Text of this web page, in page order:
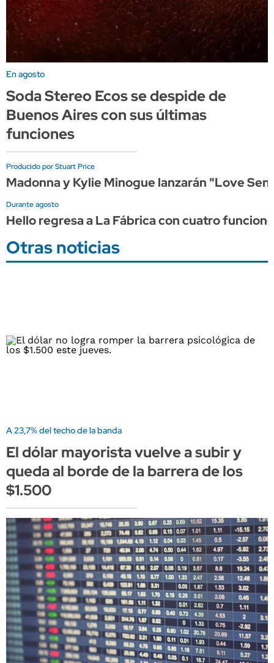
En agosto
Soda Stereo Ecos se despide de
Buenos Aires con sus últimas
funciones
Producido por Stuart Price
Madonna y Kylie Minogue lanzarán "Love
Durante agosto
Hello regresa a La Fábrica con cuatro
Otras noticias
A 23,7% del techo de la banda
El dólar mayorista vuelve a subir y
queda al borde de la barrera de los
$1.500